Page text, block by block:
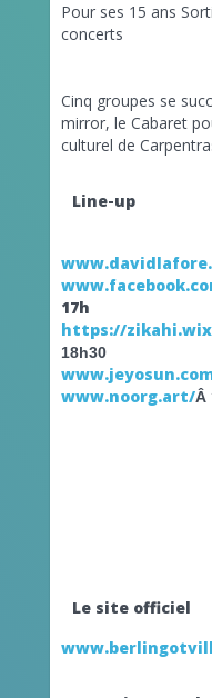
Pour ses 15 ans
concerts
Cinq groupes se
mirror, le Cabaret
culturel de
Line-up
17h
https://
18h30
www.noorg.art/Â
Le site officiel